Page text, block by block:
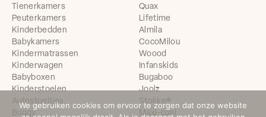
Tienerkamers
Peuterkamers
Kinderbedden
Babykamers
Kindermatrassen
Kinderwagen
Babyboxen
Kinderstoelen
Autostoeltjes
Buggy
Quax
Lifetime
Almila
CocoMilou
Woood
Infanskids
Bugaboo
Joolz
Stokke®
Maxi-cosi
We gebruiken cookies om ervoor te zorgen dat onze website